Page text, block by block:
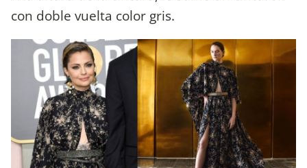
con doble vuelta color gris.